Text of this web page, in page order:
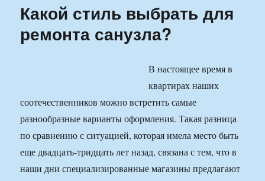
Какой стиль выбрать для
ремонта санузла?
В настоящее время в
квартирах наших
соотечественников можно встретить самые
разнообразные варианты оформления. Такая разница
по сравнению с ситуацией, которая имела место быть
еще двадцать-тридцать лет назад, связана с тем, что в
наши дни специализированные магазины предлагают